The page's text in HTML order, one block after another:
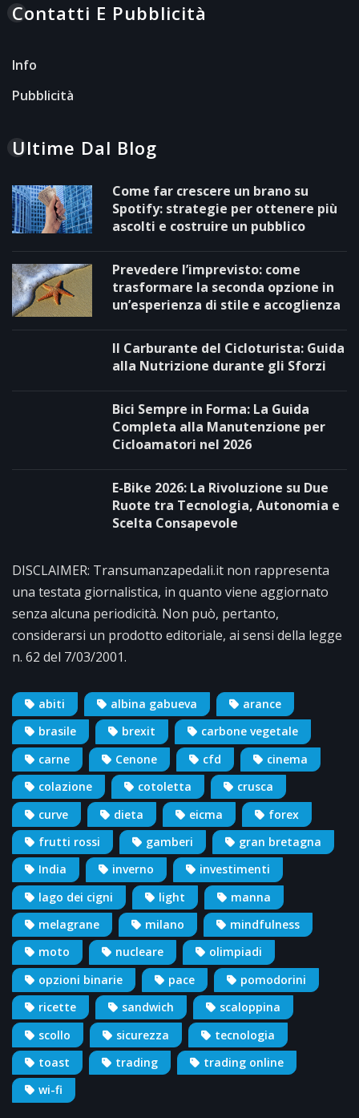
Contatti E Pubblicità
Info
Pubblicità
Ultime Dal Blog
Come far crescere un brano su
Spotify: strategie per ottenere più
ascolti e costruire un pubblico
Prevedere l’imprevisto: come
trasformare la seconda opzione in
un’esperienza di stile e accoglienza
Il Carburante del Cicloturista: Guida
alla Nutrizione durante gli Sforzi
Bici Sempre in Forma: La Guida
Completa alla Manutenzione per
Cicloamatori nel 2026
E-Bike 2026: La Rivoluzione su Due
Ruote tra Tecnologia, Autonomia e
Scelta Consapevole
DISCLAIMER: Transumanzapedali.it non rappresenta
una testata giornalistica, in quanto viene aggiornato
senza alcuna periodicità. Non può, pertanto,
considerarsi un prodotto editoriale, ai sensi della legge
n. 62 del 7/03/2001.
abiti albina gabueva
arance
brasile
brexit
carbone vegetale
carne
Cenone cfd
cinema
colazione
cotoletta
crusca
curve
dieta eicma
forex
frutti rossi
gamberi
gran bretagna
India
inverno
investimenti
lago dei cigni
light
manna
melagrane
milano
mindfulness
moto
nucleare
olimpiadi
opzioni binarie
pace
pomodorini
ricette
sandwich
scaloppina
scollo
sicurezza
tecnologia
toast
trading
trading online
wi-fi